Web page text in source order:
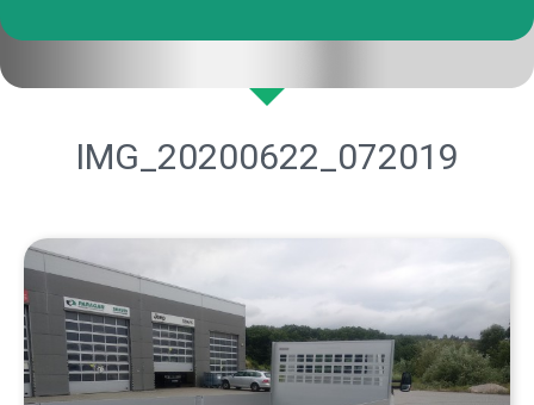
IMG_20200622_072019